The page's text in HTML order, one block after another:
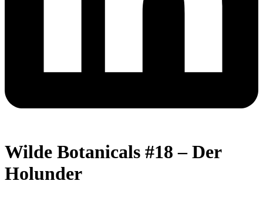
Wilde Botanicals #18 – Der
Holunder